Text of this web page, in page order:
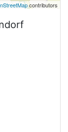
contributors